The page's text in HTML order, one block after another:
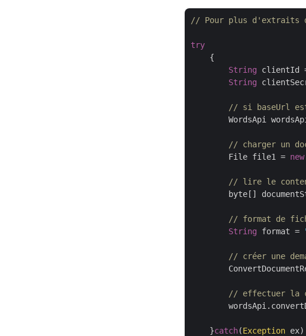
// Pour plus d'extraits
try
    {
String clientId
String
// si baseUrl
WordsApi
// charger un
        File file1 =
new
// lire le
byte[]
// format de
String format =
// créer une
// effectuer la
    }
catch(Exception ex)